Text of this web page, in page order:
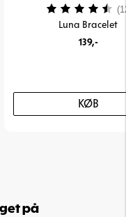
Luna Bracelet
139,-
KØB
Vurdering:
på